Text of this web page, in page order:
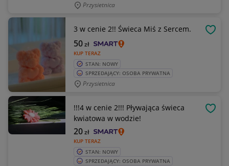
Przysietnica
3 w cenie 2!! Świeca Miś z Sercem.
KUP TERAZ
50zł
STAN: NOWY
SPRZEDAJĄCY: OSOBA PRYWATNA
Przysietnica
!!!4 w cenie 2!!! Pływająca świeca
kwiatowa w wodzie!
KUP TERAZ
20zł
STAN: NOWY
SPRZEDAJĄCY: OSOBA PRYWATNA